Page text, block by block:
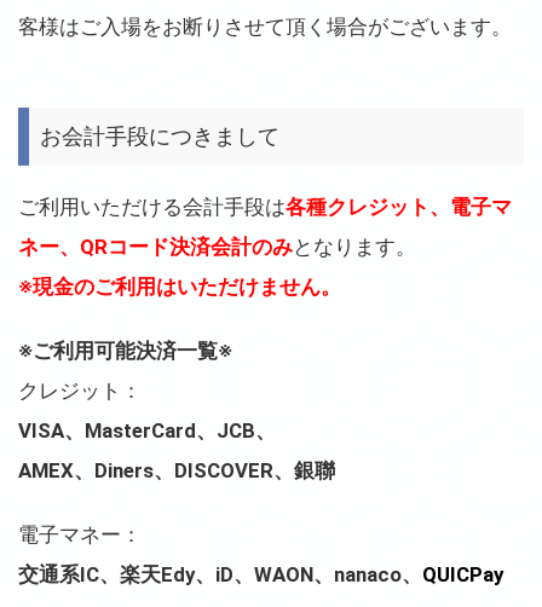
客様はご入場をお断りさせて頂く場合がございます。
お会計手段につきまして
ご利用いただける会計手段は各種クレジット、電子マ
ネー、QRコード決済会計のみとなります。
※現金のご利用はいただけません。
※ご利用可能決済一覧※
クレジット：
VISA、MasterCard、JCB、
AMEX、Diners、DISCOVER、銀聯
電子マネー：
交通系IC、楽天Edy、iD、WAON、nanaco、 QUICPay